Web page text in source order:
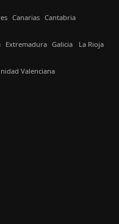
Canarias Cantabria
Extremadura Galicia La Rioja
Valenciana